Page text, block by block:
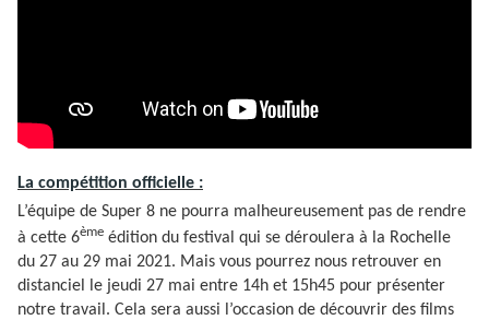
La compétition officielle :
L’équipe de Super 8 ne pourra malheureusement pas de rendre
à cette 6ème édition du festival qui se déroulera à la Rochelle
du 27 au 29 mai 2021. Mais vous pourrez nous retrouver en
distanciel le jeudi 27 mai entre 14h et 15h45 pour présenter
notre travail. Cela sera aussi l’occasion de découvrir des films